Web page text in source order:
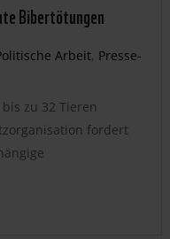
Bibertötungen
Arbeit, Presse-
zu 32 Tieren
fordert